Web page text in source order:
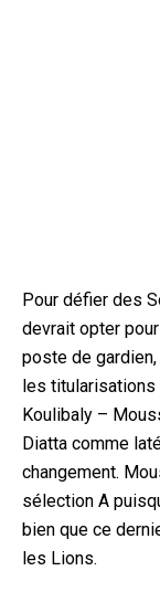
Pour défier des
devrait opter
poste de
les titularisations
Koulibaly –
Diatta comme
changement.
sélection A
bien que ce
les Lions.